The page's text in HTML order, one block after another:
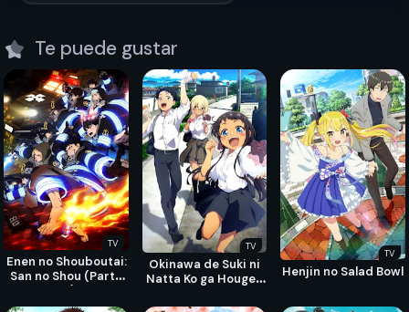
Te puede gustar
TV
Enen no Shouboutai:
San no Shou (Parte
01)
TV
Okinawa de Suki ni
Natta Ko ga Hougen
TV
Henjin no Salad Bowl